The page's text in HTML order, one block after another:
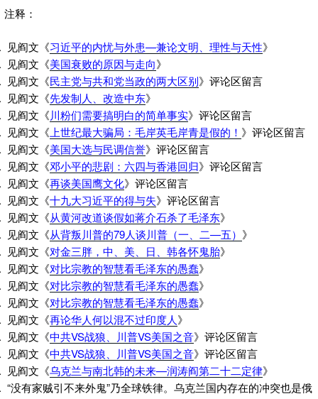
注释：
见阎文《习近平的内忧与外患—兼论文明、理性与天性》
见阎文《美国衰败的原因与走向》
见阎文《民主党与共和党当政的两大区别》评论区留言
见阎文《先发制人、改造中东》
见阎文《川粉们需要搞明白的简单事实》评论区留言
见阎文《 上世纪最大骗局：毛岸英毛岸青是假的！ 》评论区留言
见阎文《美国大选与民调信誉》评论区留言
见阎文《邓小平的悲剧：六四与香港回归》评论区留言
见阎文《再谈美国鹰文化》评论区留言
见阎文《十九大习近平的得与失》评论区留言
见阎文《从黄河改道谈假如蒋介石杀了毛泽东》
见阎文《从背叛川普的79人谈川普（一、二—五） 》
见阎文《对金三胖，中、美、日、韩各怀鬼胎》
见阎文《对比宗教的智慧看毛泽东的愚蠢》
见阎文《对比宗教的智慧看毛泽东的愚蠢》
见阎文《对比宗教的智慧看毛泽东的愚蠢》
见阎文《再论华人何以混不过印度人》
见阎文《中共VS战狼、川普VS美国之音》评论区留言
见阎文《中共VS战狼、川普VS美国之音》评论区留言
见阎文《乌克兰与南北韩的未来—润涛阎第二十二定律》
“没有家贼引不来外鬼”乃全球铁律。乌克兰国内存在的冲突也是俄